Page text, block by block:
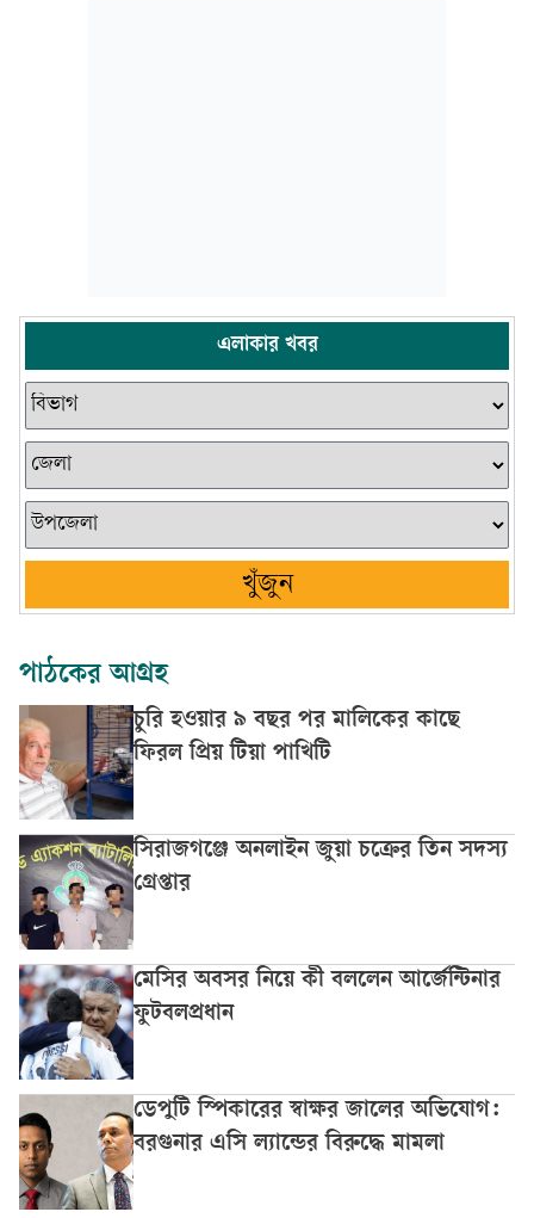
এলাকার খবর
খুঁজুন
পাঠকের আগ্রহ
চুরি হওয়ার ৯ বছর পর মালিকের কাছে
ফিরল প্রিয় টিয়া পাখিটি
সিরাজগঞ্জে অনলাইন জুয়া চক্রের তিন সদস্য
গ্রেপ্তার
মেসির অবসর নিয়ে কী বললেন আর্জেন্টিনার
ফুটবলপ্রধান
ডেপুটি স্পিকারের স্বাক্ষর জালের অভিযোগ:
বরগুনার এসি ল্যান্ডের বিরুদ্ধে মামলা